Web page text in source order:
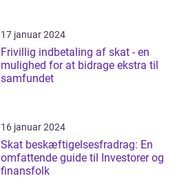
17 januar 2024
Frivillig indbetaling af skat - en
mulighed for at bidrage ekstra til
samfundet
16 januar 2024
Skat beskæftigelsesfradrag: En
omfattende guide til Investorer og
finansfolk